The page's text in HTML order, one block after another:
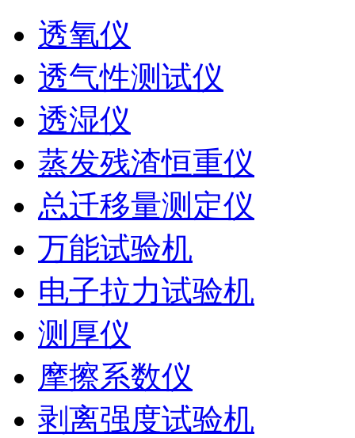
透氧仪
透气性测试仪
透湿仪
蒸发残渣恒重仪
总迁移量测定仪
万能试验机
电子拉力试验机
测厚仪
摩擦系数仪
剥离强度试验机